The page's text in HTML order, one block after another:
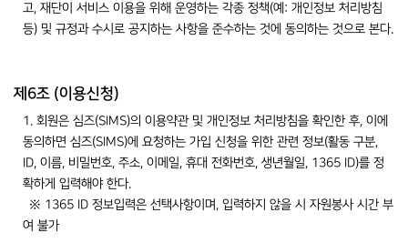
고, 재단이 서비스 이용을 위해 운영하는 각종 정책(예: 개인정보 처리방침
등) 및 규정과 수시로 공지하는 사항을 준수하는 것에 동의하는 것으로 본다.
제6조 (이용신청)
1. 회원은 심즈(SIMS)의 이용약관 및 개인정보 처리방침을 확인한 후, 이에
동의하면 심즈(SIMS)에 요청하는 가입 신청을 위한 관련 정보(활동 구분,
ID, 이름, 비밀번호, 주소, 이메일, 휴대 전화번호, 생년월일, 1365 ID)를 정
확하게 입력해야 한다.
※ 1365 ID 정보입력은 선택사항이며, 입력하지 않을 시 자원봉사 시간 부
여 불가